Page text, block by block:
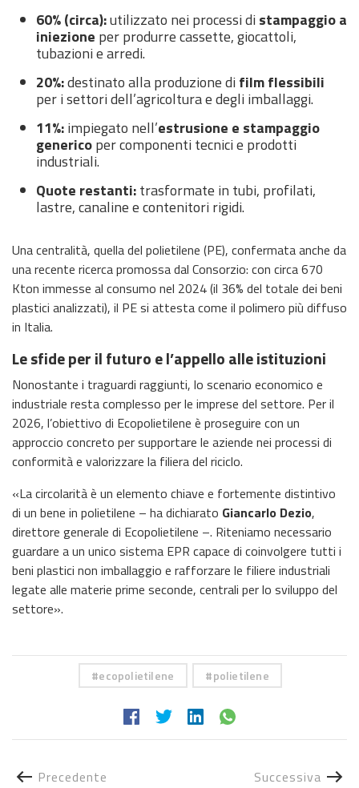
60% (circa):utilizzato nei processi di stampaggio a
iniezione per produrre cassette, giocattoli,
tubazioni e arredi.
20%:destinato alla produzione di film flessibili
per i settori dell’agricoltura e degli imballaggi.
11%:impiegato nell’estrusione e stampaggio
genericoper componenti tecnici e prodotti
industriali.
Quote restanti:trasformate in tubi, profilati,
lastre, canaline e contenitori rigidi.
Una centralità, quella del polietilene (PE), confermata anche da
una recente ricerca promossa dal Consorzio: con circa 670
Kton immesse al consumo nel 2024 (il 36% del totale dei beni
plastici analizzati), il PE si attesta come il polimero più diffuso
in Italia.
Le sfide per il futuro e l’appello alle istituzioni
Nonostante i traguardi raggiunti, lo scenario economico e
industriale resta complesso per le imprese del settore. Per il
2026, l’obiettivo di Ecopolietilene è proseguire con un
approccio concreto per supportare le aziende nei processi di
conformità e valorizzare la filiera del riciclo.
«La circolarità è un elemento chiave e fortemente distintivo
di un bene in polietilene – ha dichiarato Giancarlo Dezio,
direttore generale di Ecopolietilene –. Riteniamo necessario
guardare a un unico sistema EPR capace di coinvolgere tutti i
beni plastici non imballaggio e rafforzare le filiere industriali
legate alle materie prime seconde, centrali per lo sviluppo del
settore».
ecopolietilene polietilene
Precedente Successiva